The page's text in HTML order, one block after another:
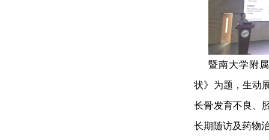
暨南大学附
状》为题，生动
长骨发育不良、
长期随访及药物